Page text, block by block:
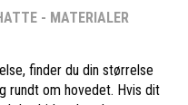
- MATERIALER
finder du din størrelse
rundt om hovedet. Hvis dit